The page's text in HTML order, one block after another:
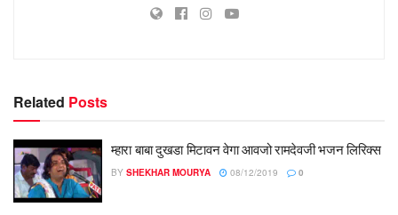
Related Posts
म्हारा बाबा दुखडा मिटावन वेगा आवजो रामदेवजी भजन लिरिक्स
BY SHEKHAR MOURYA 08/12/2019 0